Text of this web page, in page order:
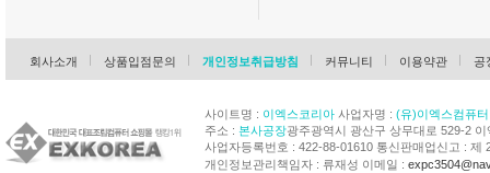
회사소개 상품입점문의 개인정보취급방침 커뮤니티 이용약관 공
사이트명 : 이엑스코리아사업자명 : (유)이엑스컴퓨터
주소 : 본사공장광주광역시 광산구 상무대로 529-2 이
사업자등록번호 : 422-88-01610 통신판매업신고 : 제
개인정보관리책임자 : 류재성 이메일 :